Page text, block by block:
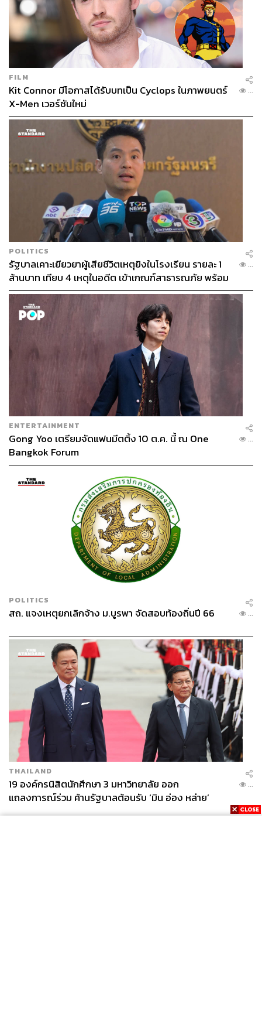
FILM
Kit Connor มีโอกาสได้รับบทเป็น Cyclops ในภาพยนตร์
X-Men เวอร์ชันใหม่
...
POLITICS
รัฐบาลเคาะเยียวยาผู้เสียชีวิตเหตุยิงในโรงเรียน รายละ 1
ล้านบาท เทียบ 4 เหตุในอดีต เข้าเกณฑ์สาธารณภัย พร้อม
เร่งจ่ายโดยเร็ว
...
ENTERTAINMENT
Gong Yoo เตรียมจัดแฟนมีตติ้ง 10 ต.ค. นี้ ณ One
Bangkok Forum
...
POLITICS
สถ. แจงเหตุยกเลิกจ้าง ม.บูรพา จัดสอบท้องถิ่นปี 66 ...
THAILAND
19 องค์กรนิสิตนักศึกษา 3 มหาวิทยาลัย ออก
แถลงการณ์ร่วม ค้านรัฐบาลต้อนรับ ‘มิน อ่อง หล่าย’
...